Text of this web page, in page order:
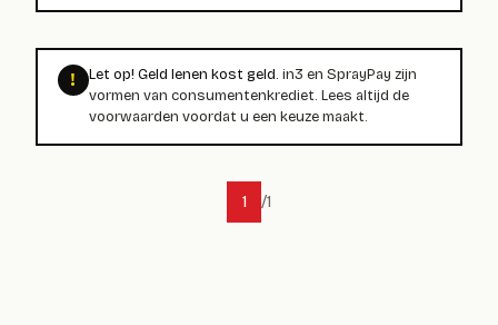
! Let op! Geld lenen kost geld. in3 en SprayPay zijn
vormen van consumentenkrediet. Lees altijd de
voorwaarden voordat u een keuze maakt.
1 /1